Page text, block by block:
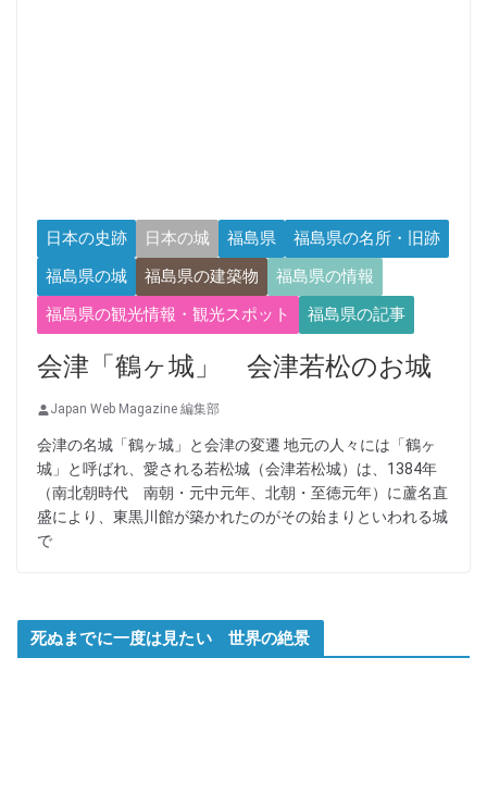
日本の史跡 日本の城 福島県
福島県の名所・旧跡
福島県の城
福島県の建築物
福島県の情報
福島県の観光情報・観光スポット
福島県の記事
会津「鶴ヶ城」 会津若松のお城
Japan Web Magazine 編集部
会津の名城「鶴ヶ城」と会津の変遷 地元の人々には「鶴ヶ
城」と呼ばれ、愛される若松城（会津若松城）は、1384年
（南北朝時代 南朝・元中元年、北朝・至徳元年）に蘆名直
盛により、東黒川館が築かれたのがその始まりといわれる城
で
死ぬまでに一度は見たい 世界の絶景